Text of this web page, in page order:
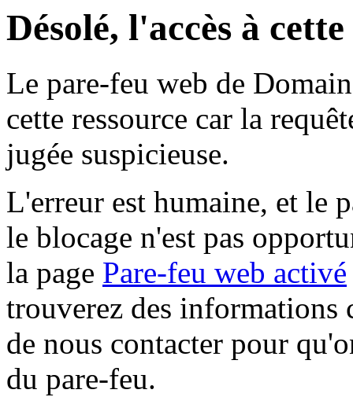
Désolé, l'accès à
Le pare-feu web de
cette ressource car la
jugée suspicieuse.
L'erreur est humaine, et le
le blocage n'est pas
la page Pare-feu web activé
trouverez des informations
de nous contacter pour
du pare-feu.